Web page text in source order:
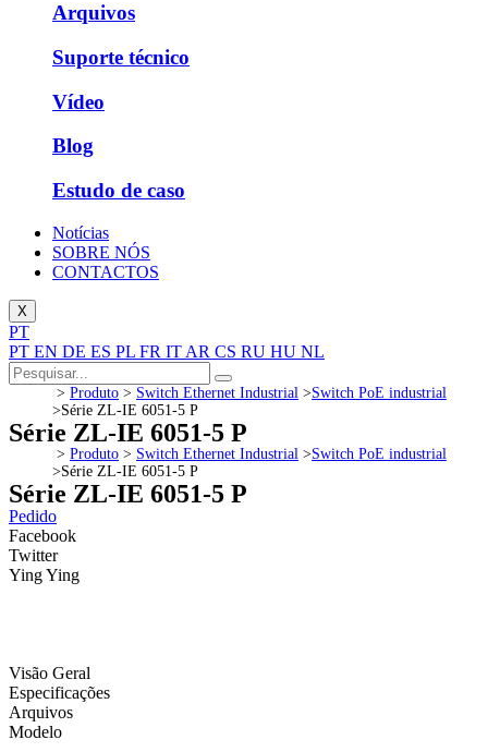
Arquivos
Suporte técnico
Vídeo
Blog
Estudo de caso
Notícias
SOBRE NÓS
CONTACTOS
X
PT
PT EN DE ES PL FR IT AR CS RU HU NL
> Produto > Switch Ethernet Industrial >Switch PoE industrial
>Série ZL-IE 6051-5 P
Série ZL-IE 6051-5 P
> Produto > Switch Ethernet Industrial >Switch PoE industrial
>Série ZL-IE 6051-5 P
Série ZL-IE 6051-5 P
Pedido
Facebook
Twitter
Ying Ying
Visão Geral
Especificações
Arquivos
Modelo